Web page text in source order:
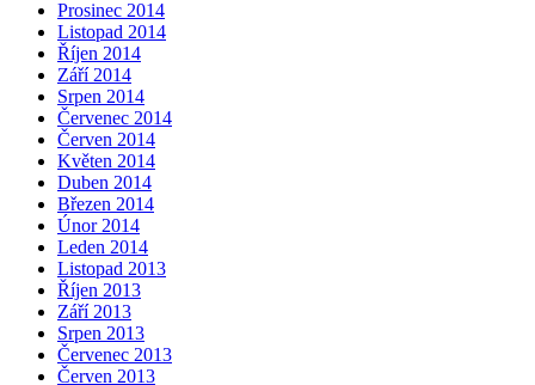
Prosinec 2014
Listopad 2014
Říjen 2014
Září 2014
Srpen 2014
Červenec 2014
Červen 2014
Květen 2014
Duben 2014
Březen 2014
Únor 2014
Leden 2014
Listopad 2013
Říjen 2013
Září 2013
Srpen 2013
Červenec 2013
Červen 2013